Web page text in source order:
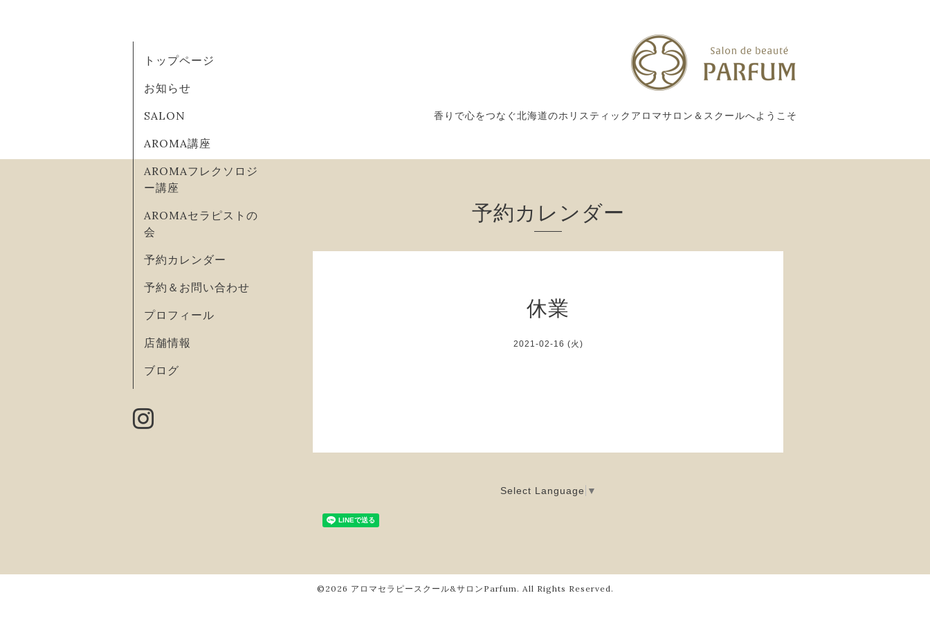
香りで心をつなぐ北海道のホリスティックアロマサロン＆スクールへようこそ
トップページ
お知らせ
SALON
AROMA講座
AROMAフレクソロジ
ー講座
AROMAセラピストの
会
予約カレンダー
予約＆お問い合わせ
プロフィール
店舗情報
ブログ
予約カレンダー
休業
2021-02-16 (火)
Select Language ▼
©2026 アロマセラピースクール&サロンParfum . All Rights Reserved.